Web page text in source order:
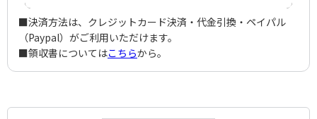
Sazanami，Kenji
■決済方法は、クレジットカード決済・代金引換・ペイパル
（Paypal）がご利用いただけます。
■領収書についてはこちらから。